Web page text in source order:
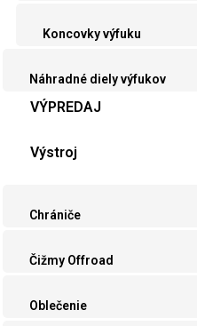
Koncovky výfuku
Náhradné diely výfukov
VÝPREDAJ
Výstroj
Chrániče
Čižmy Offroad
Oblečenie